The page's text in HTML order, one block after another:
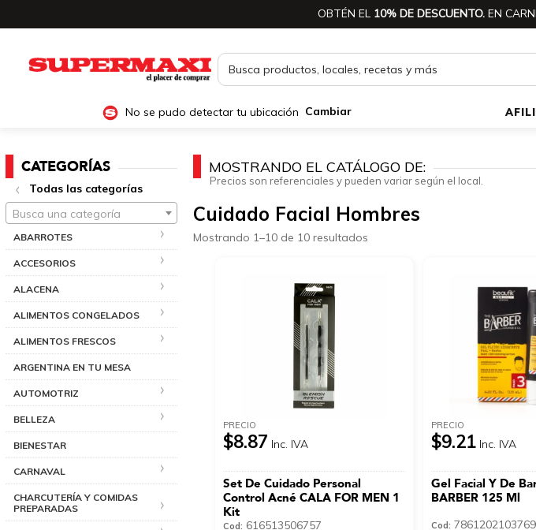
OBTÉN EL 10% DE DESCUENTO. EN
No se pudo detectar tu ubicación Cambiar
CATEGORÍAS
Todas las categorías
Busca una categoría
ABARROTES
ACCESORIOS
ALACENA
ALIMENTOS CONGELADOS
ALIMENTOS FRESCOS
ARGENTINA EN TU MESA
AUTOMOTRIZ
BELLEZA
BIENESTAR
CARNAVAL
CHARCUTERÍA Y COMIDAS
PREPARADAS
MOSTRANDO EL CATÁLOGO DE:
Precios son referenciales y pueden variar según el local.
Cuidado Facial Hombres
Mostrando 1–10 de 10 resultados
PRECIO
$8.87 Inc. IVA
Set De Cuidado Personal
Control Acné CALA FOR MEN 1
Kit
Cod: 616513506757
PRECIO
$9.21 Inc. IVA
Gel Facial Y De
BARBER 125 Ml
Cod: 7861202103769